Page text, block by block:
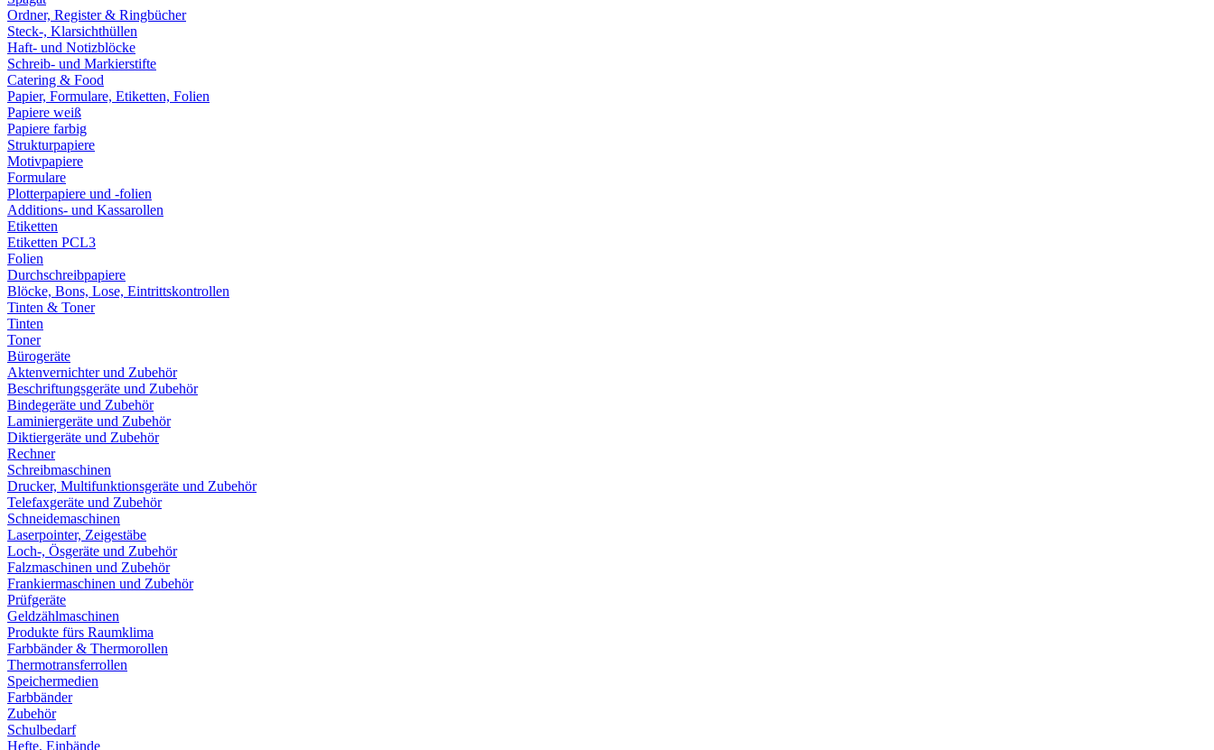
Ordner, Register & Ringbücher
Steck-, Klarsichthüllen
Haft- und Notizblöcke
Schreib- und Markierstifte
Catering & Food
Papier, Formulare, Etiketten, Folien
Papiere weiß
Papiere farbig
Strukturpapiere
Motivpapiere
Formulare
Plotterpapiere und -folien
Additions- und Kassarollen
Etiketten
Etiketten PCL3
Folien
Durchschreibpapiere
Blöcke, Bons, Lose, Eintrittskontrollen
Tinten & Toner
Tinten
Toner
Bürogeräte
Aktenvernichter und Zubehör
Beschriftungsgeräte und Zubehör
Bindegeräte und Zubehör
Laminiergeräte und Zubehör
Diktiergeräte und Zubehör
Rechner
Schreibmaschinen
Drucker, Multifunktionsgeräte und Zubehör
Telefaxgeräte und Zubehör
Schneidemaschinen
Laserpointer, Zeigestäbe
Loch-, Ösgeräte und Zubehör
Falzmaschinen und Zubehör
Frankiermaschinen und Zubehör
Prüfgeräte
Geldzählmaschinen
Produkte fürs Raumklima
Farbbänder & Thermorollen
Thermotransferrollen
Speichermedien
Farbbänder
Zubehör
Schulbedarf
Hefte, Einbände